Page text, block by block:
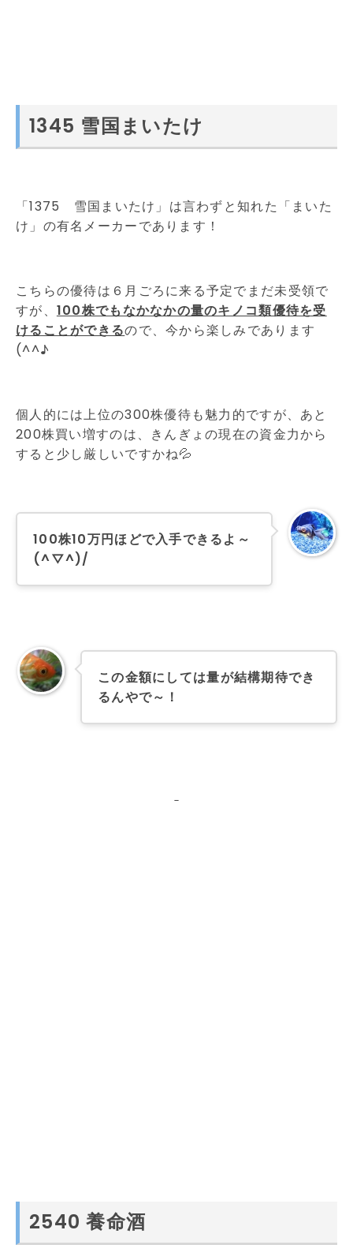
1345 雪国まいたけ
「1375 雪国まいたけ」は言わずと知れた「まいた
け」の有名メーカーであります！
こちらの優待は６月ごろに来る予定でまだ未受領で
すが、 100株でもなかなかの量のキノコ類優待を受
けることができるので、今から楽しみであります
(^^♪
個人的には上位の300株優待も魅力的ですが、あと
200株買い増すのは、きんぎょの現在の資金力から
すると少し厳しいですかね💦
100株10万円ほどで入手できるよ～
(^▽^)/
この金額にしては量が結構期待でき
るんやで～！
2540 養命酒